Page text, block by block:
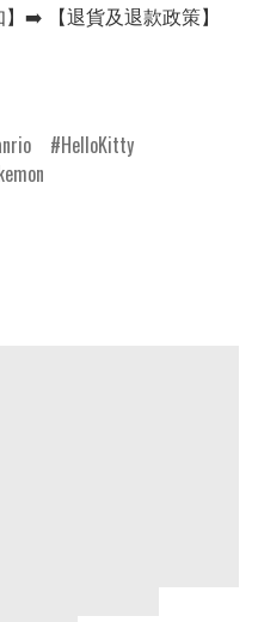
➡️ 【退貨及退款政策】
HelloKitty